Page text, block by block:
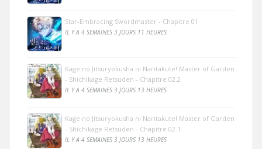
Star-Embracing Swordmaster - Chapitre 01
IL Y A 4 SEMAINES 3 JOURS 11 HEURES
Kage no Jitsuryokusha ni Naritakute! Master of Garden
- Shichikage Retsuden - Chapitre 02.2
IL Y A 4 SEMAINES 3 JOURS 13 HEURES
Kage no Jitsuryokusha ni Naritakute! Master of Garden
- Shichikage Retsuden - Chapitre 02.1
IL Y A 4 SEMAINES 3 JOURS 13 HEURES